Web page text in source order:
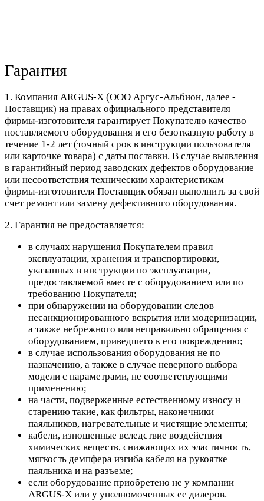
Гарантия
1. Компания ARGUS-X (ООО Аргус-Альбион, далее -
Поставщик) на правах официального представителя
фирмы-изготовителя гарантирует Покупателю качество
поставляемого оборудования и его безотказную работу в
течение 1-2 лет (точный срок в инструкции пользователя
или карточке товара) с даты поставки. В случае выявления
в гарантийный период заводских дефектов оборудование
или несоответствия техническим характеристикам
фирмы-изготовителя Поставщик обязан выполнить за свой
счет ремонт или замену дефективного оборудования.
2. Гарантия не предоставляется:
в случаях нарушения Покупателем правил
эксплуатации, хранения и транспортировки,
указанных в инструкции по эксплуатации,
предоставляемой вместе с оборудованием или по
требованию Покупателя;
при обнаружении на оборудовании следов
несанкционированного вскрытия или модернизации,
а также небрежного или неправильно обращения с
оборудованием, приведшего к его повреждению;
в случае использования оборудования не по
назначению, а также в случае неверного выбора
модели с параметрами, не соответствующими
применению;
на части, подверженные естественному износу и
старению такие, как фильтры, наконечники
паяльников, нагревательные и чистящие элементы;
кабели, изношенные вследствие воздействия
химических веществ, снижающих их эластичность,
мягкость демпфера изгиба кабеля на рукоятке
паяльника и на разъеме;
если оборудование приобретено не у компании
ARGUS-X или у уполномоченных ее дилеров.